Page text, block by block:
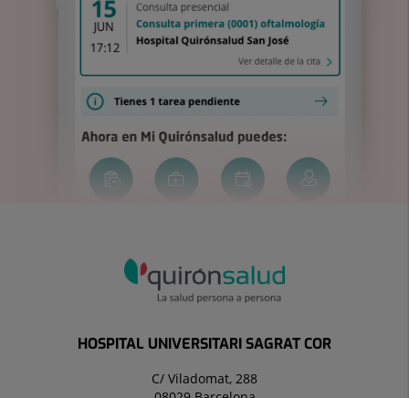
HOSPITAL UNIVERSITARI SAGRAT COR
C/ Viladomat, 288